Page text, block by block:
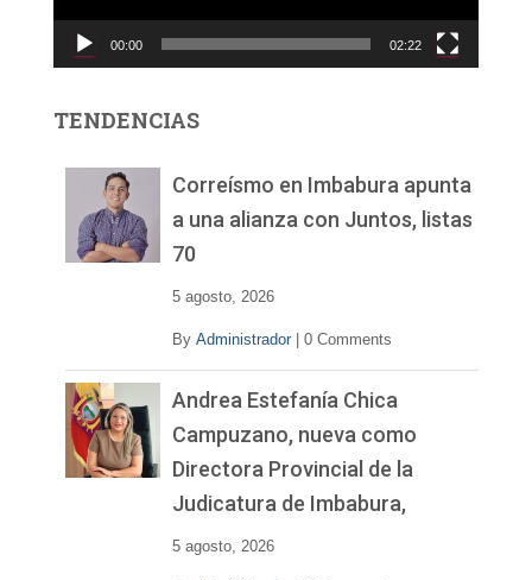
c
d
00:00 02:22
TENDENCIAS
Correísmo en Imbabura apunta
a una alianza con Juntos, listas
70
5 agosto, 2026
By Administrador 0 Comments
Andrea Estefanía Chica
Campuzano, nueva como
Directora Provincial de la
Judicatura de Imbabura,
5 agosto, 2026